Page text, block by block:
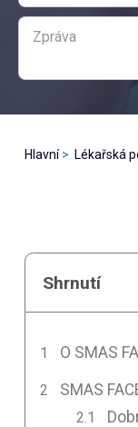
Hlavní Lékařská
Shrnutí
O SMAS
SMAS